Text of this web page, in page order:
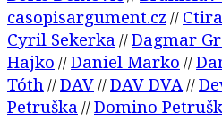
casopisargument.cz //
Cyril Sekerka //Dagmar
Hajko //Daniel Marko //
Tóth//DAV//DAV DVA//
Petruška //Domino